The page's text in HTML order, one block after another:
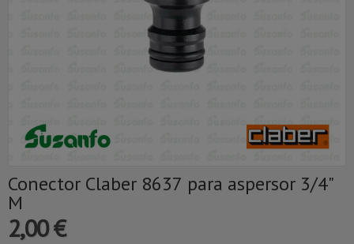
Conector Claber 8637 para aspersor 3/4"
M
2,00 €